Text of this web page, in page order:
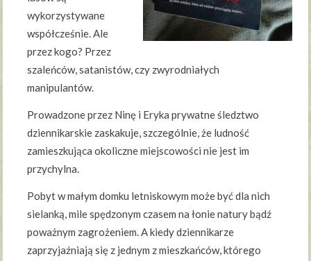
wykorzystywane
współcześnie. Ale
przez kogo? Przez
szaleńców, satanistów, czy zwyrodniałych
manipulantów.
Prowadzone przez Ninę i Eryka prywatne śledztwo
dziennikarskie zaskakuje, szczególnie, że ludność
zamieszkująca okoliczne miejscowości nie jest im
przychylna.
Pobyt w małym domku letniskowym może być dla nich
sielanką, mile spędzonym czasem na łonie natury bądź
poważnym zagrożeniem. A kiedy dziennikarze
zaprzyjaźniają się z jednym z mieszkańców, którego